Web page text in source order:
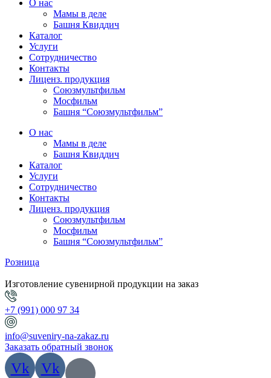
О нас
Мамы в деле
Башня Квиддич
Каталог
Услуги
Сотрудничество
Контакты
Лиценз. продукция
Союзмультфильм
Мосфильм
Башня “Союзмультфильм”
О нас
Мамы в деле
Башня Квиддич
Каталог
Услуги
Сотрудничество
Контакты
Лиценз. продукция
Союзмультфильм
Мосфильм
Башня “Союзмультфильм”
Розница
Изготовление сувенирной продукции на заказ
+7 (991) 000 97 34
info@suveniry-na-zakaz.ru
Заказать обратный звонок
Vk Vk